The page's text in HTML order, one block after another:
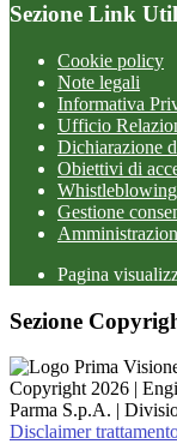
Sezione Link
Cookie policy
Note legali
Informativa
Ufficio
Dichiarazione
Obiettivi di
Whistleblowing
Gestione
Pagina
Sezione
Copyright 2026 |
Parma S.p.A. |
Disclaimer